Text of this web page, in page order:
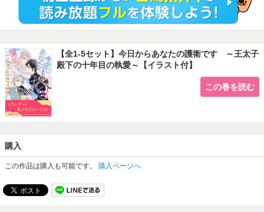
※こちらは単話1～5話のセット版です。重複購入にご注意ください。
【全1-5セット】今日からあなたの護衛です ～王太子
殿下の十年目の執愛～【イラスト付】
この巻を読む
購入
この作品は購入も可能です。 購入ページへ